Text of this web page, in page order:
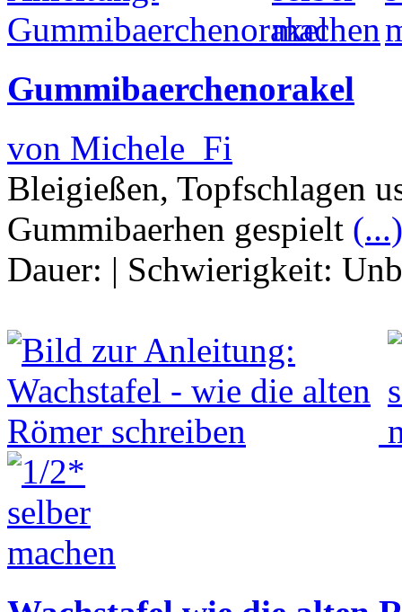
Gummibaerchenorakel
von Michele_Fi
Bleigießen, Topfschlagen
Gummibaerhen gespielt (...)
Dauer: | Schwierigkeit: